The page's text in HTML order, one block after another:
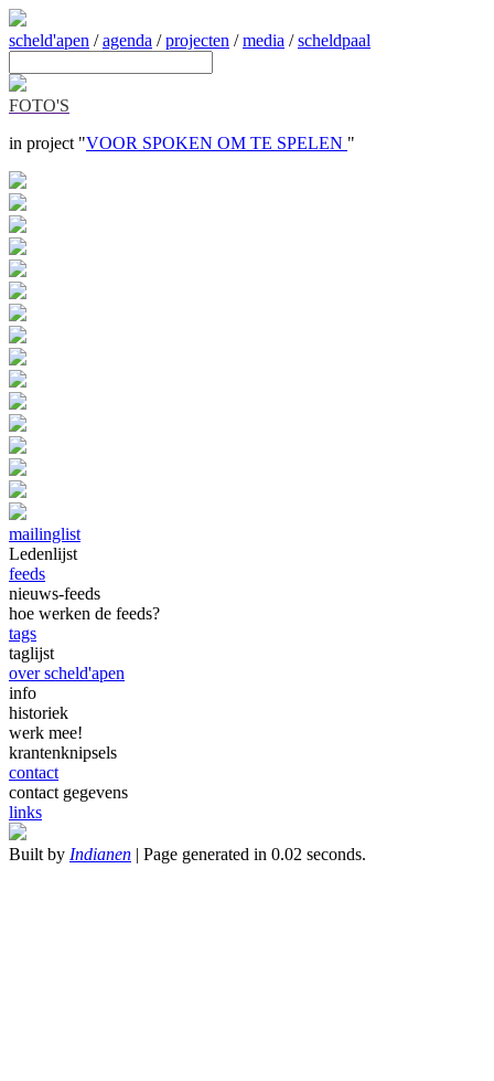
scheld'apen /agenda /projecten /media /scheldpaal
FOTO'S
in project "VOOR SPOKEN OM TE SPELEN "
mailinglist
Ledenlijst
feeds
nieuws-feeds
hoe werken de feeds?
tags
taglijst
over scheld'apen
info
historiek
werk mee!
krantenknipsels
contact
contact gegevens
links
Built by Indianen | Page generated in 0.02 seconds.